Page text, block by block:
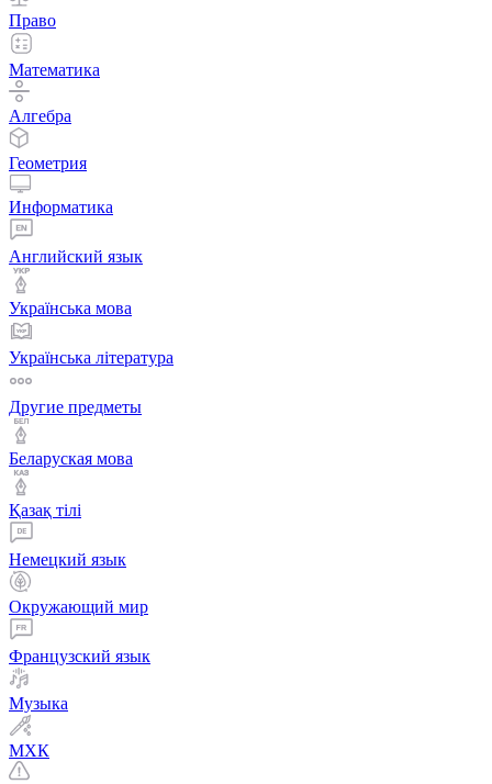
Право
Математика
Алгебра
Геометрия
Информатика
Английский язык
Українська мова
Українська література
Другие предметы
Беларуская мова
Қазақ тiлi
Немецкий язык
Окружающий мир
Французский язык
Музыка
МХК